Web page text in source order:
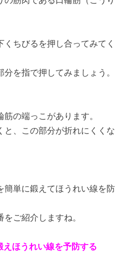
ちびるを押し合ってみてく
を指で押してみましょう。
の端っこがあります。
と、この部分が折れにくくな
簡単に鍛えてほうれい線を防
ご紹介しますね。
ほうれい線を予防する